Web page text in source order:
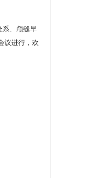
系、颅缝早
议进行，欢